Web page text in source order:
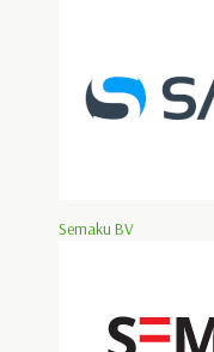
Semaku BV